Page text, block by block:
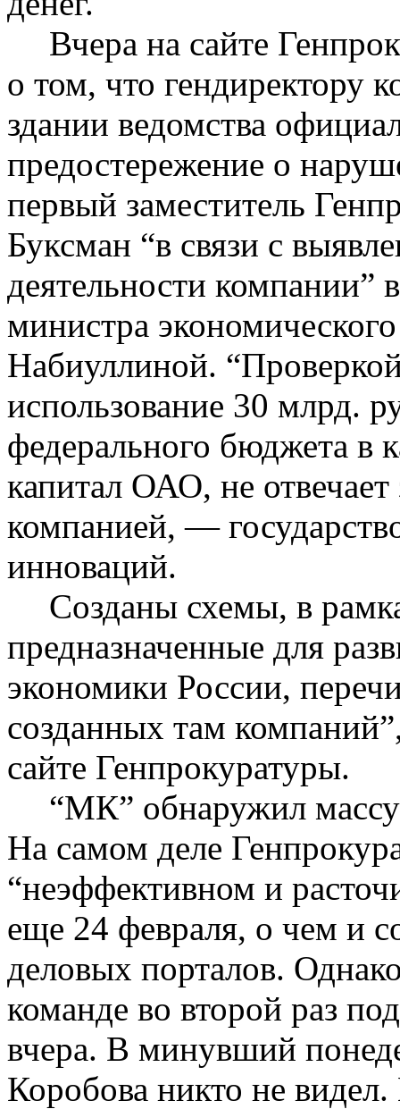
Вчера на сайте
о том, что гендиректору
здании ведомства
предостережение о
первый заместитель
Буксман “в связи с
деятельности компании”
министра
Набиуллиной.
использование 30 млрд.
федерального бюджета в
капитал ОАО, не
компанией, —
инноваций.
Созданы схемы, в
предназначенные для
экономики России,
созданных там
сайте Генпрокуратуры.
“МК” обнаружил массу
На самом деле
“неэффективном и
еще 24 февраля, о чем и
деловых порталов.
команде во второй раз
вчера. В минувший
Коробова никто не